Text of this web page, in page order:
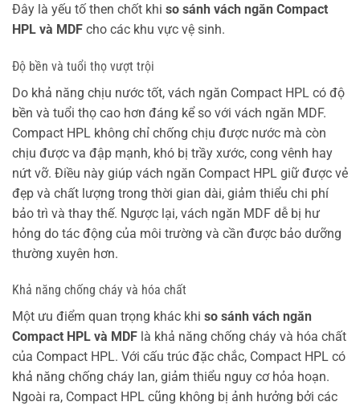
Đây là yếu tố then chốt khi so sánh vách ngăn Compact
HPL và MDF cho các khu vực vệ sinh.
Độ bền và tuổi thọ vượt trội
Do khả năng chịu nước tốt, vách ngăn Compact HPL có độ
bền và tuổi thọ cao hơn đáng kể so với vách ngăn MDF.
Compact HPL không chỉ chống chịu được nước mà còn
chịu được va đập mạnh, khó bị trầy xước, cong vênh hay
nứt vỡ. Điều này giúp vách ngăn Compact HPL giữ được vẻ
đẹp và chất lượng trong thời gian dài, giảm thiểu chi phí
bảo trì và thay thế. Ngược lại, vách ngăn MDF dễ bị hư
hỏng do tác động của môi trường và cần được bảo dưỡng
thường xuyên hơn.
Khả năng chống cháy và hóa chất
Một ưu điểm quan trọng khác khi so sánh vách ngăn
Compact HPL và MDF là khả năng chống cháy và hóa chất
của Compact HPL. Với cấu trúc đặc chắc, Compact HPL có
khả năng chống cháy lan, giảm thiểu nguy cơ hỏa hoạn.
Ngoài ra, Compact HPL cũng không bị ảnh hưởng bởi các